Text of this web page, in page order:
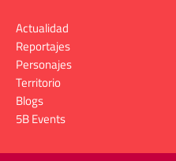
Actualidad
Reportajes
Personajes
Territorio
Blogs
5B Events